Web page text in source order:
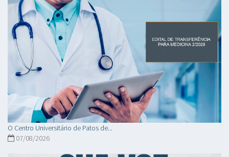
O Centro Universitário de Patos de...
07/08/2026